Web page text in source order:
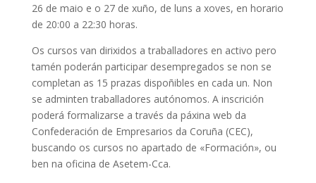
26 de maio e o 27 de xuño, de luns a xoves, en horario
de 20:00 a 22:30 horas.
Os cursos van dirixidos a traballadores en activo pero
tamén poderán participar desempregados se non se
completan as 15 prazas dispoñibles en cada un. Non
se adminten traballadores autónomos. A inscrición
poderá formalizarse a través da páxina web da
Confederación de Empresarios da Coruña (CEC),
buscando os cursos no apartado de «Formación», ou
ben na oficina de Asetem-Cca.